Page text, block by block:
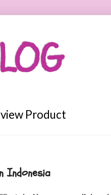
Product
Indonesia